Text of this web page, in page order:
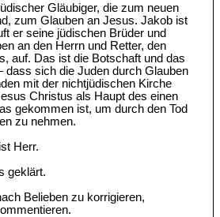
Gläubiger, die zum neuen
zum Glauben an Jesus. Jakob ist
er seine jüdischen Brüder und
an den Herrn und Retter, den
auf. Das ist die Botschaft und das
dass sich die Juden durch Glauben
mit der nichtjüdischen Kirche
Christus als Haupt des einen
gekommen ist, um durch den Tod
zu nehmen.
Herr.
geklärt.
Belieben zu korrigieren,